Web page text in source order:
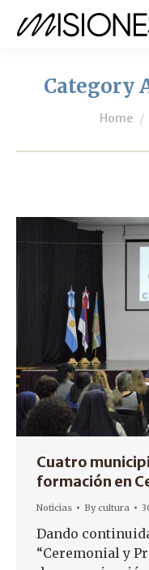
Category
You are
Home
Cuatro
formación en
Noticias Bycultura
Dando
“Ceremonial y